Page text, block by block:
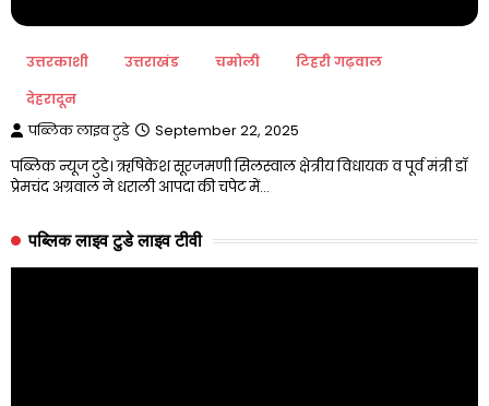
उत्तरकाशी उत्तराखंड चमोली
टिहरी गढ़वाल
देहरादून
पब्लिक लाइव टुडे
September 22, 2025
पब्लिक न्यूज टुडे। ऋषिकेश सूरजमणी सिलस्वाल क्षेत्रीय विधायक व पूर्व मंत्री डॉ
प्रेमचंद अग्रवाल ने धराली आपदा की चपेट में…
पब्लिक लाइव टुडे लाइव टीवी